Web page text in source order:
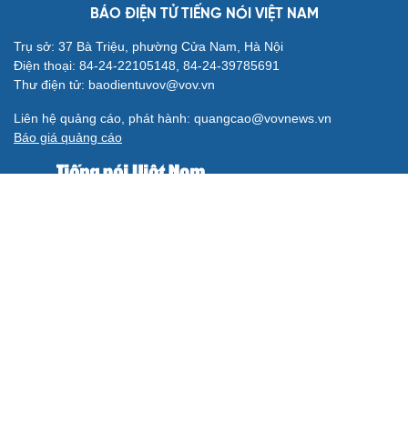
BÁO ĐIỆN TỬ TIẾNG NÓI VIỆT NAM
Trụ sở: 37 Bà Triệu, phường Cửa Nam, Hà Nội
Điện thoại: 84-24-22105148, 84-24-39785691
Thư điện tử: baodientuvov@vov.vn
Liên hệ quảng cáo, phát hành: quangcao@vovnews.vn
Báo giá quảng cáo
Báo in xuất bản thứ Năm hàng tuần